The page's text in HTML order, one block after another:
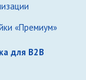
«Премиум»
для B2B